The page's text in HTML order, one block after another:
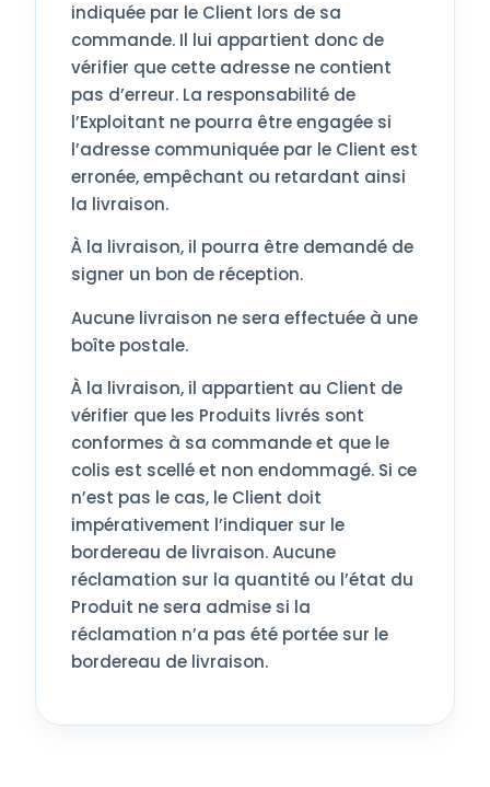
indiquée par le Client lors de sa
commande. Il lui appartient donc de
vérifier que cette adresse ne contient
pas d’erreur. La responsabilité de
l’Exploitant ne pourra être engagée si
l’adresse communiquée par le Client est
erronée, empêchant ou retardant ainsi
la livraison.
À la livraison, il pourra être demandé de
signer un bon de réception.
Aucune livraison ne sera effectuée à une
boîte postale.
À la livraison, il appartient au Client de
vérifier que les Produits livrés sont
conformes à sa commande et que le
colis est scellé et non endommagé. Si ce
n’est pas le cas, le Client doit
impérativement l’indiquer sur le
bordereau de livraison. Aucune
réclamation sur la quantité ou l’état du
Produit ne sera admise si la
réclamation n’a pas été portée sur le
bordereau de livraison.